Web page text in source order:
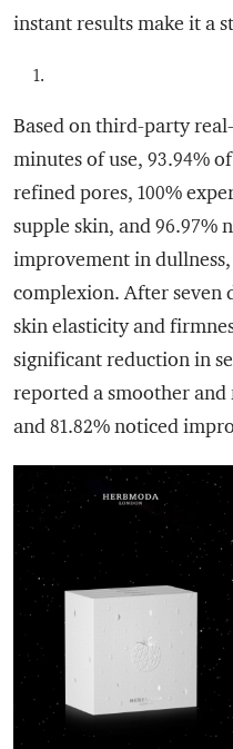
instant results make it a
Based on third-party
minutes of use, 93.94%
refined pores, 100%
supple skin, and 96.97%
improvement in
complexion. After seven
skin elasticity and
significant reduction in
reported a smoother
and 81.82% noticed